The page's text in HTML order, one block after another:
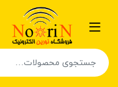
جستجو برای: